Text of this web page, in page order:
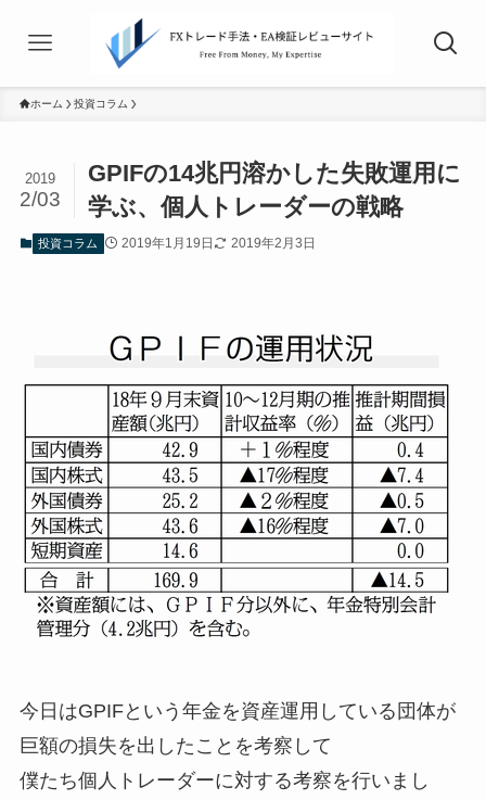
ホーム 投資コラム
GPIFの14兆円溶かした失敗運用に
学ぶ、個人トレーダーの戦略
2019
2/03
投資コラム 2019年1月19日 2019年2月3日
今日はGPIFという年金を資産運用している団体が
巨額の損失を出したことを考察して
僕たち個人トレーダーに対する考察を行いまし